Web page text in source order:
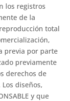
los registros
de la
total
previa por parte
previamente
derechos de
diseños,
y que